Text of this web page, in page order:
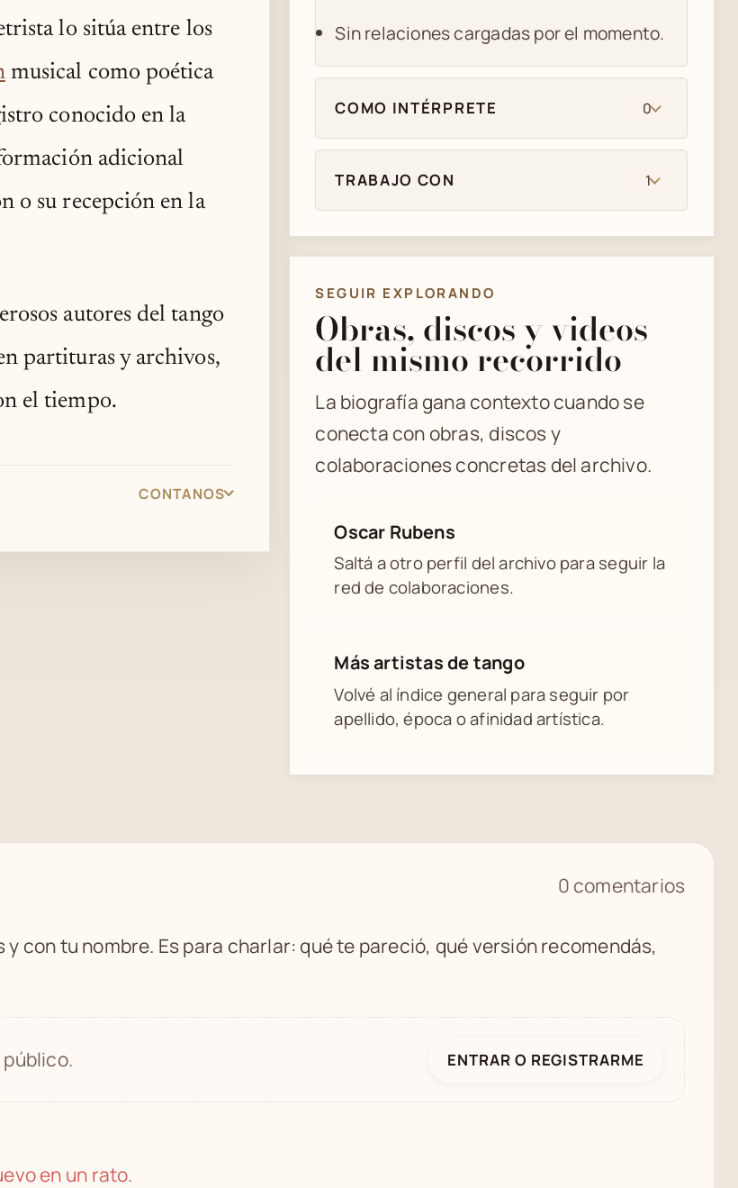
lo sitúa entre los
musical como poética
conocido en la
adicional
o su recepción en la
autores del tango
partituras y archivos,
el tiempo.
CONTANOS
Sin relaciones cargadas por el momento.
COMO INTÉRPRETE 0
TRABAJO CON 1
SEGUIR EXPLORANDO
Obras, discos y videos
del mismo recorrido
La biografía gana contexto cuando se
conecta con obras, discos y
colaboraciones concretas del archivo.
Oscar Rubens
Saltá a otro perfil del archivo para seguir la
red de colaboraciones.
Más artistas de tango
Volvé al índice general para seguir por
apellido, época o afinidad artística.
0 comentarios
con tu nombre. Es para charlar: qué te pareció, qué versión recomendás,
ENTRAR O REGISTRARME
en un rato.